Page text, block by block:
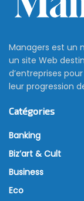
Managers est un
un site Web
d’entreprises
leur progression
Catégories
Banking
Biz’art & Cult
Business
Eco